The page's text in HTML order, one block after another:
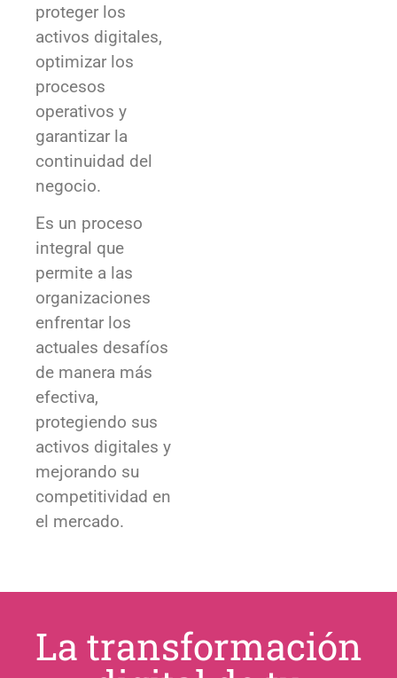
proteger los
activos digitales,
optimizar los
procesos
operativos y
garantizar la
continuidad del
negocio.
Es un proceso
integral que
permite a las
organizaciones
enfrentar los
actuales desafíos
de manera más
efectiva,
protegiendo sus
activos digitales y
mejorando su
competitividad en
el mercado.
La transformación